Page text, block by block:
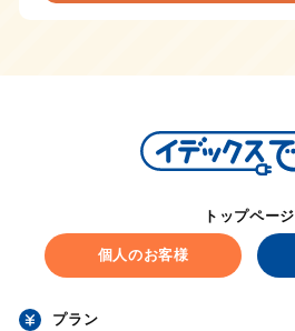
トップページ
個人のお客様
プラン